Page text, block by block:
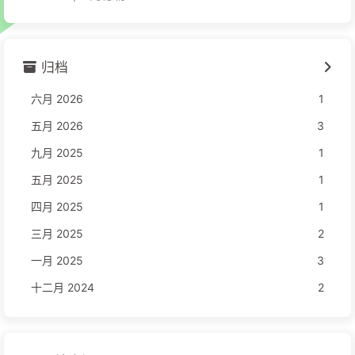
归档
六月 2026
1
五月 2026
3
九月 2025
1
五月 2025
1
四月 2025
1
三月 2025
2
一月 2025
3
十二月 2024
2